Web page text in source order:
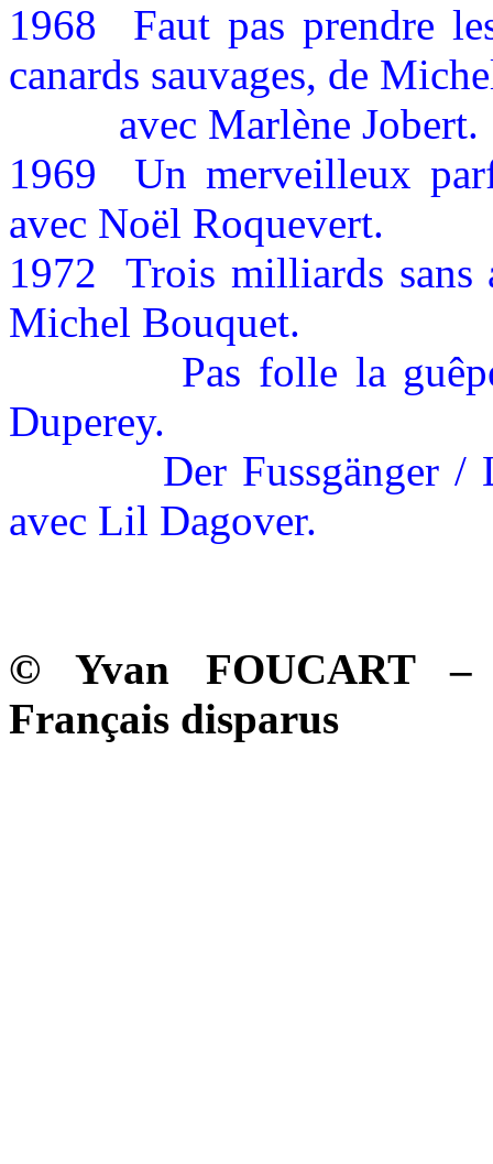
1968
Faut pas prendre
canards sauvages, de
avec Marlène Jobert.
1969
Un merveilleux
avec Noël Roquevert.
1972
Trois milliards sans
Michel Bouquet.
Pas folle la
Duperey.
Der Fussgänger
avec Lil Dagover.
© Yvan FOUCART –
Français disparus